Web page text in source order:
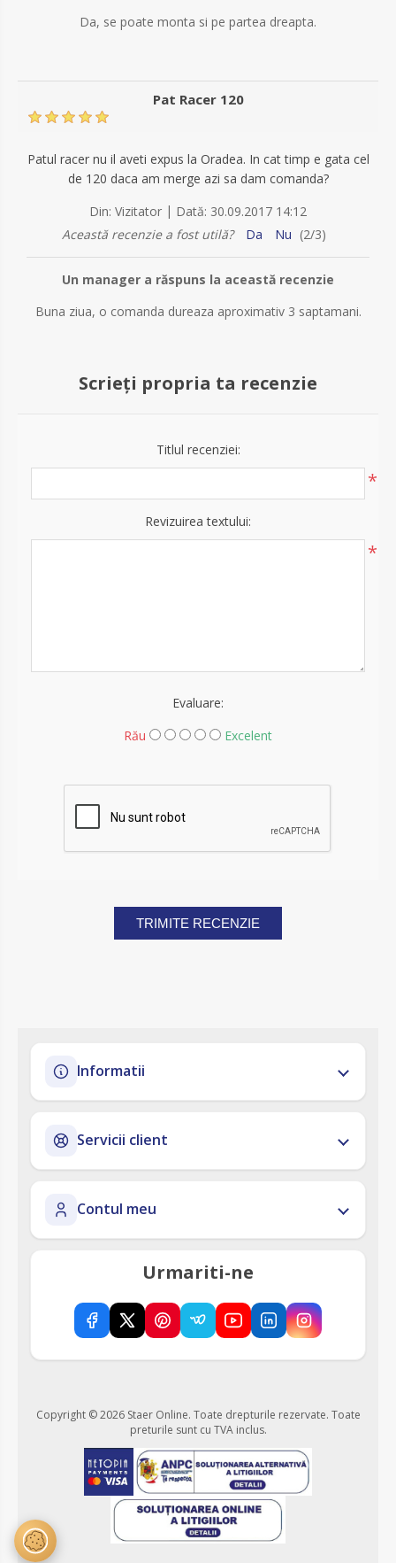
Da, se poate monta si pe partea dreapta.
Pat Racer 120
Patul racer nu il aveti expus la Oradea. In cat timp e gata cel
de 120 daca am merge azi sa dam comanda?
Din: Vizitator | Dată: 30.09.2017 14:12
Această recenzie a fost utilă?
Da Nu (2/3)
Un manager a răspuns la această recenzie
Buna ziua, o comanda dureaza aproximativ 3 saptamani.
Scrieți propria ta recenzie
Titlul recenziei:
*
Revizuirea textului:
*
Evaluare:
Rău
Excelent
TRIMITE RECENZIE
Informatii
Servicii client
Contul meu
Urmariti-ne
Copyright © 2026 Staer Online. Toate drepturile rezervate. Toate
preturile sunt cu TVA inclus.